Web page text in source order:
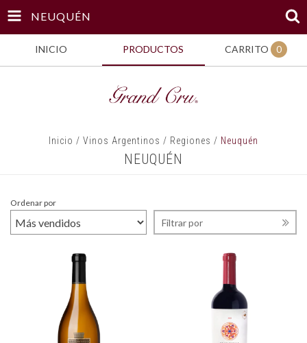
NEUQUÉN
INICIO PRODUCTOS CARRITO 0
Inicio / Vinos Argentinos / Regiones / Neuquén
NEUQUÉN
Ordenar por
Filtrar por